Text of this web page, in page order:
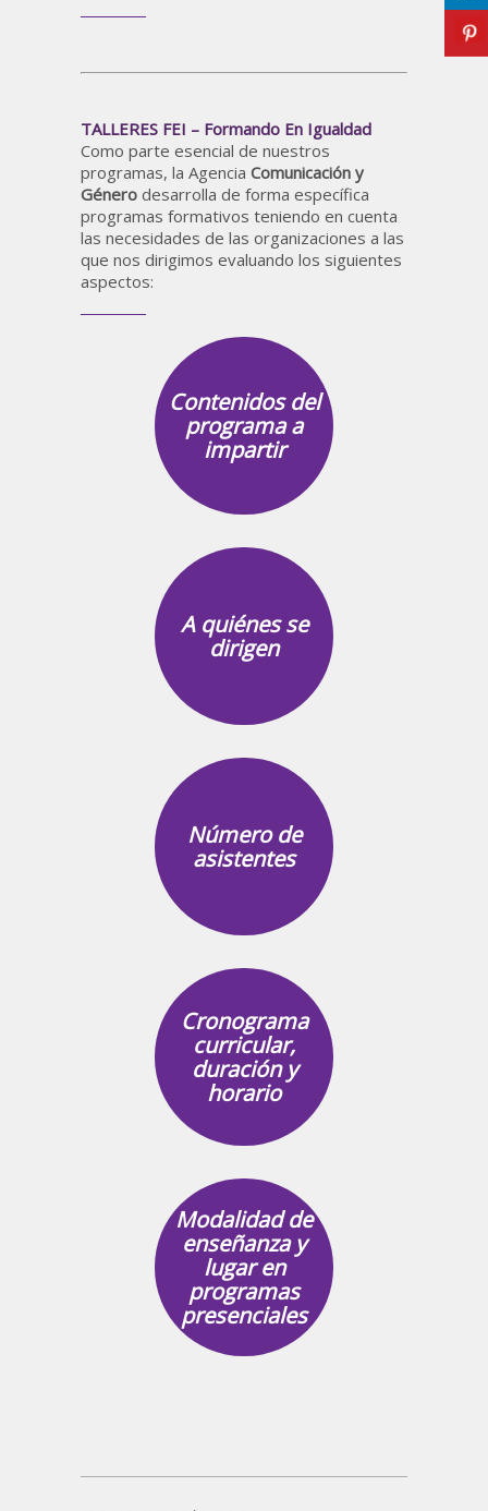
TALLERES FEI – Formando En Igualdad
Como parte esencial de nuestros
programas, la Agencia Comunicación y
Género desarrolla de forma específica
programas formativos teniendo en cuenta
las necesidades de las organizaciones a las
que nos dirigimos evaluando los siguientes
aspectos:
Contenidos del
programa a
impartir
A quiénes se
dirigen
Número de
asistentes
Cronograma
curricular,
duración y
horario
Modalidad de
enseñanza y
lugar en
programas
presenciales